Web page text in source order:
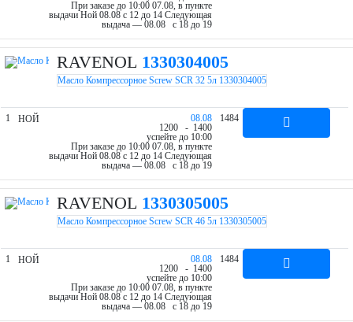
При заказе до 10:00 07.08, в пункте
выдачи Ной 08.08 c 12 до 14 Следующая
выдача — 08.08 c 18 до 19
RAVENOL 1330304005
Масло Компрессорное Screw SCR 32 5л 1330304005
1 НОЙ
08.08
1200 - 1400
успейте до 10:00
При заказе до 10:00 07.08, в пункте
выдачи Ной 08.08 c 12 до 14 Следующая
выдача — 08.08 c 18 до 19
1484
RAVENOL 1330305005
Масло Компрессорное Screw SCR 46 5л 1330305005
1 НОЙ
08.08
1200 - 1400
успейте до 10:00
При заказе до 10:00 07.08, в пункте
выдачи Ной 08.08 c 12 до 14 Следующая
выдача — 08.08 c 18 до 19
1484